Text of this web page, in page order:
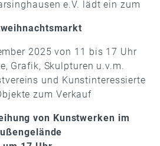
e.V. lädt ein zum
2025 von 11 bis 17 Uhr
Grafik, Skulpturen u.v.m.
und Kunstinteressierte
zum Verkauf
von Kunstwerken im